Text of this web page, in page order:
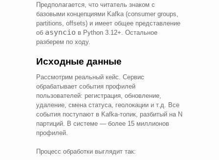
Предполагается, что читатель знаком с
базовыми концепциями Kafka (consumer groups,
partitions, offsets) и имеет общее представление
об asyncio в Python 3.12+. Остальное
разберем по ходу.
Исходные данные
Рассмотрим реальный кейс. Сервис
обрабатывает события профилей
пользователей: регистрация, обновление,
удаление, смена статуса, геолокации и т.д. Все
события поступают в Kafka-топик, разбитый на N
партиций. В системе — более 15 миллионов
профилей.
Процесс обработки выглядит так: